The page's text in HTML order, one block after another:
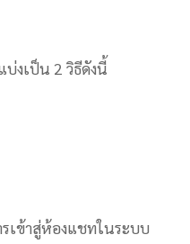
บ่งเป็น 2 วิธีดังนี้
เข้าสู่ห้องแชทในระบบ